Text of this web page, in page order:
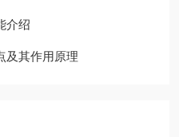
介绍
及其作用原理